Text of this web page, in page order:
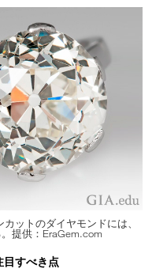
ットのダイヤモンドには、
提供：EraGem.com
目すべき点